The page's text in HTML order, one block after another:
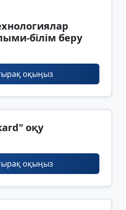
білім беру
оқыңыз
оқу
оқыңыз